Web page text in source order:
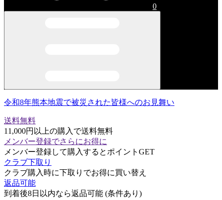
0
令和8年熊本地震で被災された皆様へのお見舞い
送料無料
11,000円以上の購入で送料無料
メンバー登録でさらにお得に
メンバー登録して購入するとポイントGET
クラブ下取り
クラブ購入時に下取りでお得に買い替え
返品可能
到着後8日以内なら返品可能 (条件あり)